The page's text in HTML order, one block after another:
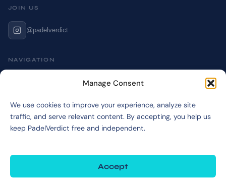
Manage Consent
We use cookies to improve your experience, analyze site
traffic, and serve relevant content. By accepting, you help us
keep PadelVerdict free and independent.
Accept
JOIN US
@padelverdict
NAVIGATION
Terms & Disclaimer
Privacy Policy
PadelVerdict participates in affiliate programs. Links marked may earn a commission